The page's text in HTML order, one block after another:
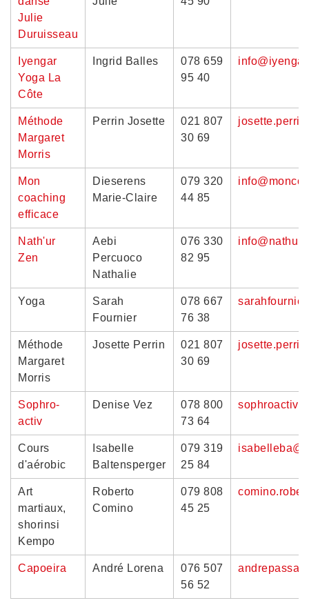
Julie
Duruisseau
Iyengar
Yoga La
Côte
Ingrid Balles
078 659
95 40
Méthode
Margaret
Morris
Perrin Josette
021 807
30 69
Mon
coaching
efficace
Dieserens
Marie-Claire
079 320
44 85
Nath'ur
Zen
Aebi
Percuoco
Nathalie
076 330
82 95
Yoga
Sarah
Fournier
078 667
76 38
Méthode
Margaret
Morris
Josette Perrin
021 807
30 69
Sophro-
activ
Denise Vez
078 800
73 64
Cours
d'aérobic
Isabelle
Baltensperger
079 319
25 84
Art
martiaux,
shorinsi
Kempo
Roberto
Comino
079 808
45 25
Capoeira André Lorena
076 507
56 52